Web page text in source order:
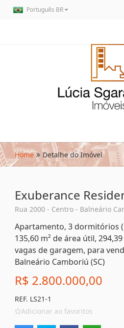
Português BR
Home Detalhe do Imóvel
Exuberance
Rua 2000 - Centro - Balneário
Apartamento, 3 dormitórios
135,60 m² de área útil,
vagas de garagem, para
Balneário Camboriú (SC)
R$ 2.800.000,00
REF. LS21-1
Adicionar ao favoritos